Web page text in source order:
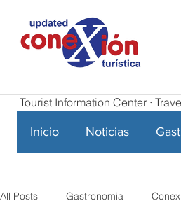
Tourist Information Center ·
Inicio Noticias
All Posts Gastronomia